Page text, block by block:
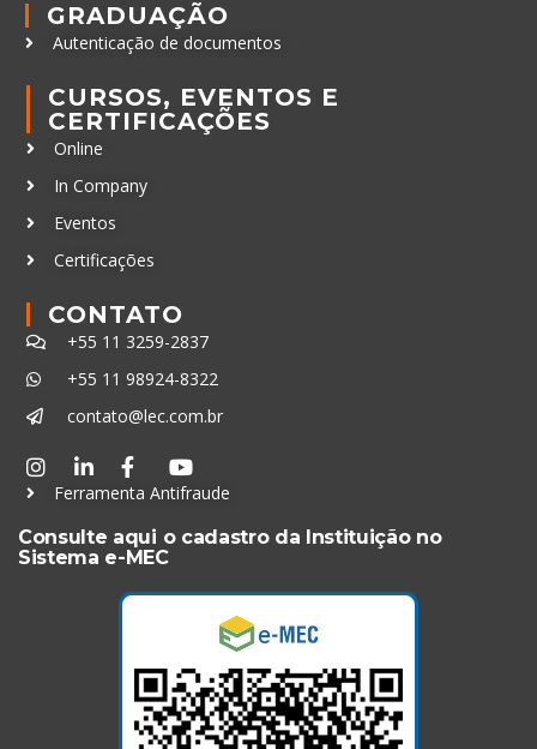
GRADUAÇÃO
Autenticação de documentos
CURSOS, EVENTOS E
CERTIFICAÇÕES
Online
In Company
Eventos
Certificações
CONTATO
+55 11 3259-2837
+55 11 98924-8322
contato@lec.com.br
Ferramenta Antifraude
Consulte aqui o cadastro da Instituição no
Sistema e-MEC